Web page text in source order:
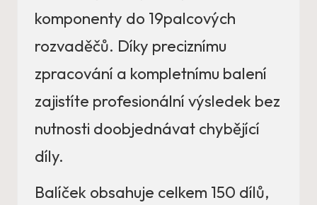
komponenty do 19palcových
rozvaděčů. Díky preciznímu
zpracování a kompletnímu balení
zajistíte profesionální výsledek bez
nutnosti doobjednávat chybějící
díly.
Balíček obsahuje celkem 150 dílů,